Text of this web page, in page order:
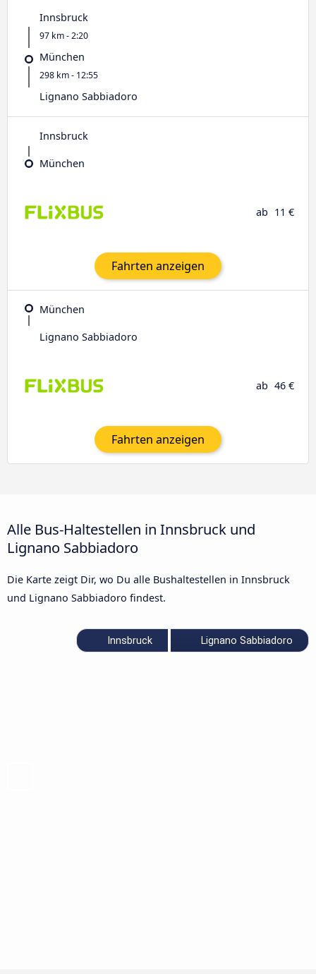
Innsbruck
97 km - 2:20
München
298 km - 12:55
Lignano Sabbiadoro
Innsbruck
München
ab 11 €
Fahrten anzeigen
München
Lignano Sabbiadoro
ab 46 €
Fahrten anzeigen
Alle Bus-Haltestellen in Innsbruck und
Lignano Sabbiadoro
Die Karte zeigt Dir, wo Du alle Bushaltestellen in Innsbruck
und Lignano Sabbiadoro findest.
Innsbruck Lignano Sabbiadoro